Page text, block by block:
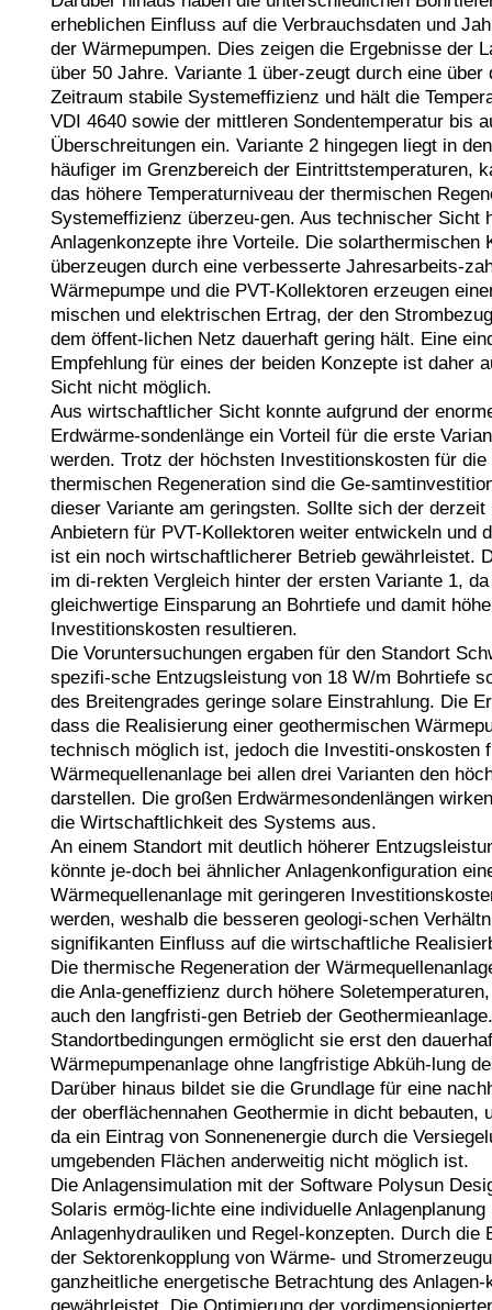
erheblichen Einfluss auf die Verbrauchsdaten und
der Wärmepumpen. Dies zeigen die Ergebnisse der
über 50 Jahre. Variante 1 über-zeugt durch eine über
Zeitraum stabile Systemeffizienz und hält die
VDI 4640 sowie der mittleren Sondentemperatur bis
Überschreitungen ein. Variante 2 hingegen liegt in
häufiger im Grenzbereich der Eintrittstemperaturen,
das höhere Temperaturniveau der thermischen
Systemeffizienz überzeu-gen. Aus technischer Sicht
Anlagenkonzepte ihre Vorteile. Die solarthermischen
überzeugen durch eine verbesserte Jahresarbeits-
Wärmepumpe und die PVT-Kollektoren erzeugen
mischen und elektrischen Ertrag, der den
dem öffent-lichen Netz dauerhaft gering hält. Eine
Empfehlung für eines der beiden Konzepte ist daher
Sicht nicht möglich.
Aus wirtschaftlicher Sicht konnte aufgrund der
Erdwärme-sondenlänge ein Vorteil für die erste
werden. Trotz der höchsten Investitionskosten für die
thermischen Regeneration sind die Ge-
dieser Variante am geringsten. Sollte sich der
Anbietern für PVT-Kollektoren weiter entwickeln und
ist ein noch wirtschaftlicherer Betrieb gewährleistet.
im di-rekten Vergleich hinter der ersten Variante 1,
gleichwertige Einsparung an Bohrtiefe und damit
Investitionskosten resultieren.
Die Voruntersuchungen ergaben für den Standort
spezifi-sche Entzugsleistung von 18 W/m Bohrtiefe
des Breitengrades geringe solare Einstrahlung. Die
dass die Realisierung einer geothermischen
technisch möglich ist, jedoch die Investiti-onskosten
Wärmequellenanlage bei allen drei Varianten den
darstellen. Die großen Erdwärmesondenlängen
die Wirtschaftlichkeit des Systems aus.
An einem Standort mit deutlich höherer
könnte je-doch bei ähnlicher Anlagenkonfiguration
Wärmequellenanlage mit geringeren
werden, weshalb die besseren geologi-schen
signifikanten Einfluss auf die wirtschaftliche
Die thermische Regeneration der
die Anla-geneffizienz durch höhere
auch den langfristi-gen Betrieb der
Standortbedingungen ermöglicht sie erst den
Wärmepumpenanlage ohne langfristige Abküh-lung
Darüber hinaus bildet sie die Grundlage für eine
der oberflächennahen Geothermie in dicht bebauten,
da ein Eintrag von Sonnenenergie durch die
umgebenden Flächen anderweitig nicht möglich ist.
Die Anlagensimulation mit der Software Polysun
Solaris ermög-lichte eine individuelle
Anlagenhydrauliken und Regel-konzepten. Durch die
der Sektorenkopplung von Wärme- und
ganzheitliche energetische Betrachtung des Anlagen-